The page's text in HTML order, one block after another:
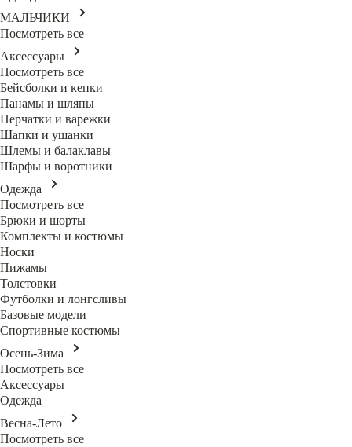
МАЛЬЧИКИ
Посмотреть все
Аксессуары
Посмотреть все
Бейсболки и кепки
Панамы и шляпы
Перчатки и варежки
Шапки и ушанки
Шлемы и балаклавы
Шарфы и воротники
Одежда
Посмотреть все
Брюки и шорты
Комплекты и костюмы
Носки
Пижамы
Толстовки
Футболки и лонгсливы
Базовые модели
Спортивные костюмы
Осень-Зима
Посмотреть все
Аксессуары
Одежда
Весна-Лето
Посмотреть все